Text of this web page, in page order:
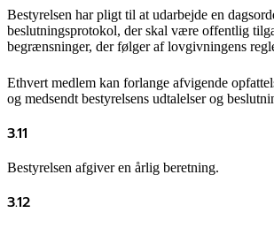
Bestyrelsen har pligt til at udarbejde en
beslutningsprotokol, der skal være offentlig
begrænsninger, der følger af lovgivningens
Ethvert medlem kan forlange afvigende
og medsendt bestyrelsens udtalelser og
3.11
Bestyrelsen afgiver en årlig beretning.
3.12